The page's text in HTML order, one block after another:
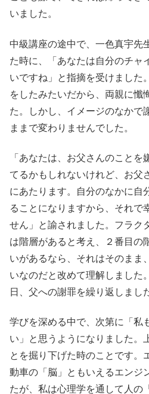
いました。
中級講座の途中で、一色真宇先
た時に、「あなたは自分のチャ
いですね」と指摘を受けました
をしたみたいだから、両親に懺
た。しかし、イメージのなかで
ままで変わりませんでした。
「あなたは、お父さんのことを
てるかもしれないけれど、お父
にあたります。自分のなかに自
ることになりますから、それで
せん」と諭されました。フラク
は階層があると考え、２番目の
いがあるなら、それはそのまま
いなのだと改めて理解しました
日、父への謝罪を繰り返しまし
学びを深める中で、次第に「私
い」と思うようになりました。
とを掘り下げた時のことです。
動車の「脳」ともいえるエンジ
たが、私は心理学を通して人の